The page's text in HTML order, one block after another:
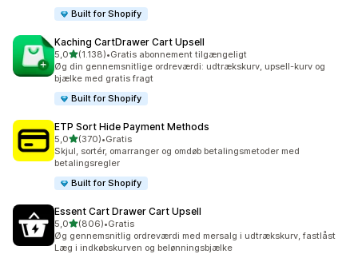
Built for Shopify
Kaching CartDrawer Cart Upsell
5,0ud af 5 stjerner
(1.138)
1138 anmeldelser i alt
•Gratis abonnement tilgængeligt
Øg din gennemsnitlige ordreværdi: udtrækskurv, upsell-kurv og
bjælke med gratis fragt
Built for Shopify
ETP Sort Hide Payment Methods
5,0ud af 5 stjerner
(370)
370 anmeldelser i alt
•Gratis
Skjul, sortér, omarranger og omdøb betalingsmetoder med
betalingsregler
Built for Shopify
Essent Cart Drawer Cart Upsell
5,0ud af 5 stjerner
(806)
806 anmeldelser i alt
•Gratis
Øg gennemsnitlig ordreværdi med mersalg i udtrækskurv, fastlåst
Læg i indkøbskurven og belønningsbjælke